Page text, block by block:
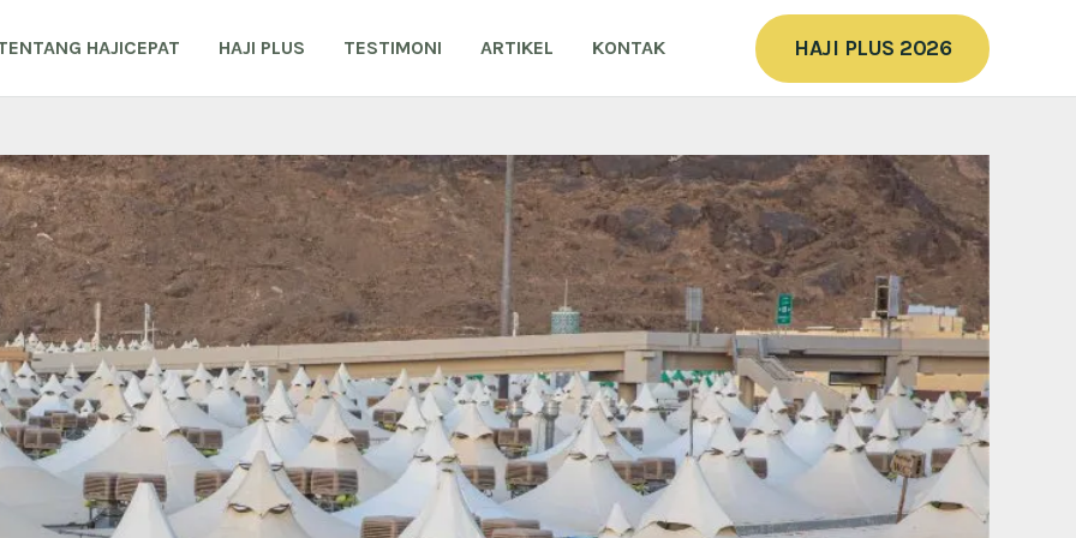
HAJICEPAT HAJI PLUS TESTIMONI ARTIKEL KONTAK HAJI PLUS 2026